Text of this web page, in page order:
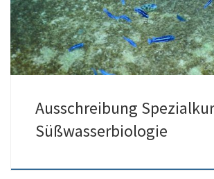
Ausschreibung
Süßwasserbiologie